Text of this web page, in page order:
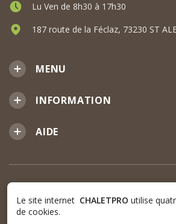
MENU
INFORMATION
AIDE
Lu Ven de 8h30 à 17h30
187 route de la Féclaz, 73230 ST
Le site internet CHALETPRO utilise
de cookies.